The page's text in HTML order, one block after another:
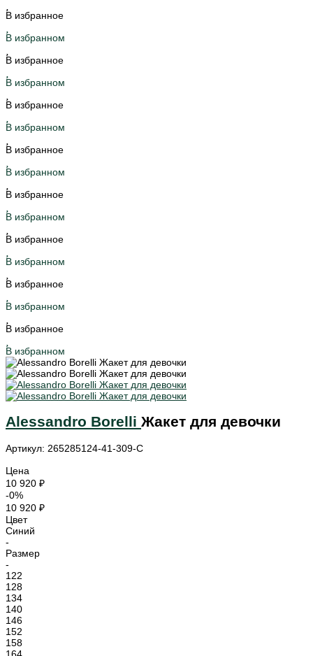
В избранное
В избранном
В избранное
В избранном
В избранное
В избранном
В избранное
В избранном
В избранное
В избранном
В избранное
В избранном
В избранное
В избранном
В избранное
В избранном
Alessandro Borelli Жакет для девочки
Артикул: 265285124-41-309-С
Цена
10 920 ₽
-0%
10 920 ₽
Цвет
Синий
-
Размер
-
122
128
134
140
146
152
158